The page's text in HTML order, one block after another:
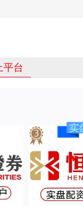
平台